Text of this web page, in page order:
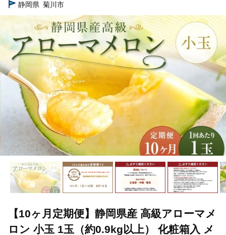
TOP フルーツ
フルーツ ほかのフルーツ 【10ヶ月定期便】静岡県
TOP 定期便 【10ヶ月定期便】静岡県産 高級アローマメロン 小玉
TOP 定期便 フルーツ(定期便) 【10ヶ月定期便】静岡県産
静岡県 菊川市
【10ヶ月定期便】静岡県産 高級アローマメ
ロン 小玉 1玉（約0.9kg以上） 化粧箱入 メ